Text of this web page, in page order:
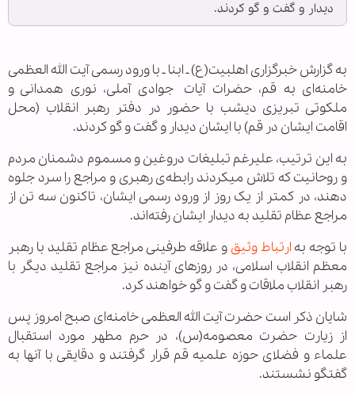
دیدار و گفت و گو كردند.‌
به گزارش خبرگزاری اهل‏بیت(ع) ـ ابنا ـ با ورود رسمی آیت الله العظمی
خامنه‏‌ای به قم، حضرات آیات جوادی آملی، نوری همدانی و
ملکوتی تبریزی دیشب با حضور در دفتر رهبر انقلاب (محل
اقامت ایشان در قم) با ایشان دیدار و گفت و گو كردند.
به این ترتیب، علیرغم تبلیغات دروغین و مسموم دشمنان مردم
و روحانیت که تلاش می‏کردند رابطه‏‌ی رهبری و مراجع را سرد جلوه
دهند، در کمتر از یک روز از ورود رسمی ایشان، تاکنون سه تن از
مراجع عظام تقلید به دیدار ایشان رفته‌‏اند.
با توجه به ارتباط وثیق و علاقه طرفینی مراجع عظام تقلید با رهبر
معظم انقلاب اسلامی، در روزهای آینده نیز مراجع تقلید دیگر با
رهبر انقلاب ملاقات و گفت و گو خواهند کرد.
شایان ذکر است حضرت آیت الله العظمی خامنه‏‌ا‌ی صبح امروز پس
از زیارت حضرت معصومه(س)، در حرم مطهر مورد استقبال
علماء و فضلای حوزه علمیه قم قرار گرفتند و دقایقی با آنها به
گفتگو نشستند.